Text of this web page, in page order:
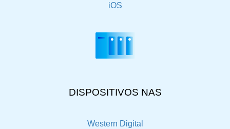
iOS
DISPOSITIVOS NAS
Western Digital